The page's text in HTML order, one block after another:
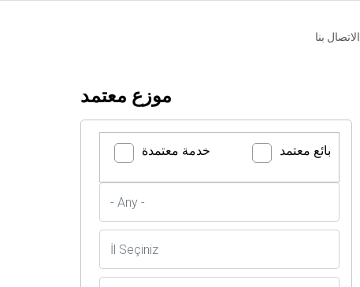
الاتصال بنا
موزع معتمد
خدمة معتمدة بائع معتمد